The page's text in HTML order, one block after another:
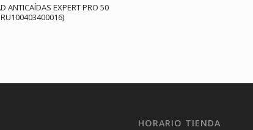
ANTICAÍDAS EXPERT PRO 50
HORARIO TIENDA